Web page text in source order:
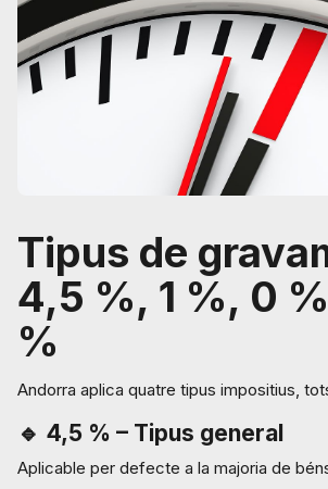
Tipus de
4,5 %, 1 %, 0
%
Andorra aplica quatre tipus impositius,
🔹 4,5 % – Tipus general
Aplicable per defecte a la majoria de